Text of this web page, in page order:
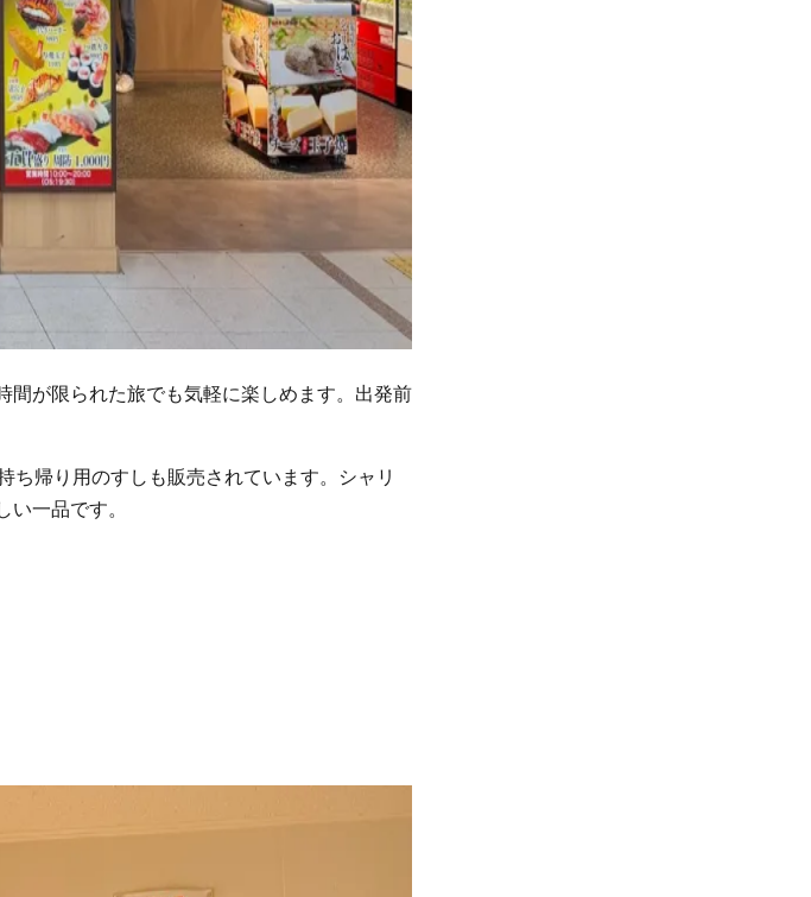
間が限られた旅でも気軽に楽しめます。出発前
帰り用のすしも販売されています。シャリ
一品です。